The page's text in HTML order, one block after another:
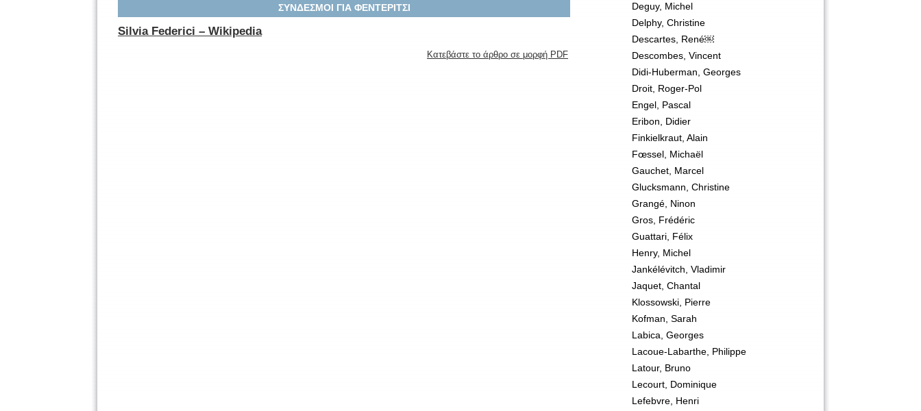
ΣΥΝΔΕΣΜΟΙ ΓΙΑ ΦΕΝΤΕΡΙΤΣΙ
Silvia Federici – Wikipedia
Κατεβάστε το άρθρο σε μορφή PDF
Deguy, Michel
Delphy, Christine
Descartes, René￼
Descombes, Vincent
Didi-Huberman, Georges
Droit, Roger-Pol
Engel, Pascal
Eribon, Didier
Finkielkraut, Alain
Fœssel, Michaël
Gauchet, Marcel
Glucksmann, Christine
Grangé, Ninon
Gros, Frédéric
Guattari, Félix
Henry, Michel
Jankélévitch, Vladimir
Jaquet, Chantal
Klossowski, Pierre
Kofman, Sarah
Labica, Georges
Lacoue-Labarthe, Philippe
Latour, Bruno
Lecourt, Dominique
Lefebvre, Henri